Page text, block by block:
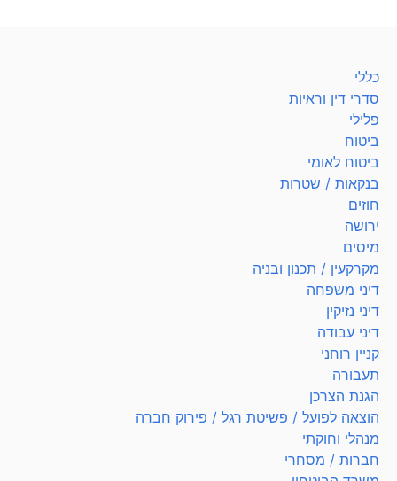
כללי
סדרי דין וראיות
פלילי
ביטוח
ביטוח לאומי
בנקאות / שטרות
חוזים
ירושה
מיסים
מקרקעין / תכנון ובניה
דיני משפחה
דיני נזיקין
דיני עבודה
קניין רוחני
תעבורה
הגנת הצרכן
הוצאה לפועל / פשיטת רגל / פירוק חברה
מנהלי וחוקתי
חברות / מסחרי